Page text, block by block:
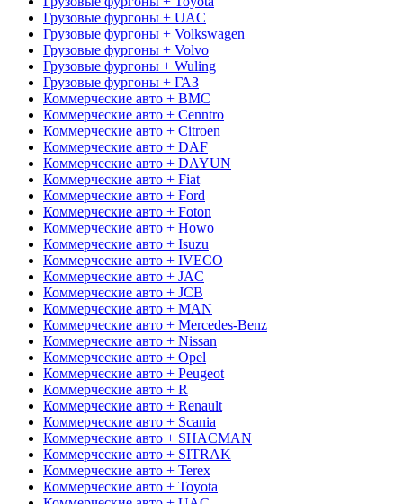
Грузовые фургоны + UAC
Грузовые фургоны + Volkswagen
Грузовые фургоны + Volvo
Грузовые фургоны + Wuling
Грузовые фургоны + ГАЗ
Коммерческие авто + BMC
Коммерческие авто + Cenntro
Коммерческие авто + Citroen
Коммерческие авто + DAF
Коммерческие авто + DAYUN
Коммерческие авто + Fiat
Коммерческие авто + Ford
Коммерческие авто + Foton
Коммерческие авто + Howo
Коммерческие авто + Isuzu
Коммерческие авто + IVECO
Коммерческие авто + JAC
Коммерческие авто + JCB
Коммерческие авто + MAN
Коммерческие авто + Mercedes-Benz
Коммерческие авто + Nissan
Коммерческие авто + Opel
Коммерческие авто + Peugeot
Коммерческие авто + R
Коммерческие авто + Renault
Коммерческие авто + Scania
Коммерческие авто + SHACMAN
Коммерческие авто + SITRAK
Коммерческие авто + Terex
Коммерческие авто + Toyota